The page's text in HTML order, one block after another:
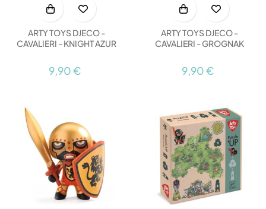
ARTY TOYS DJECO -
CAVALIERI - KNIGHT AZUR
9,90 €
ARTY TOYS DJECO -
CAVALIERI - GROGNAK
9,90 €